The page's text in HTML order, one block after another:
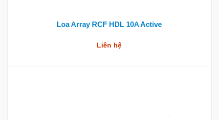
Loa Array RCF HDL 10A Active
Liên hệ